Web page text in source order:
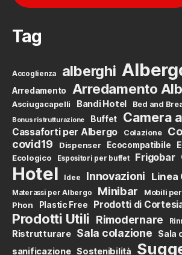
Tag
Accoglienza alberghi
Arredamento
Arredamento
Asciugacapelli Bandi Hotel Bed and
Bonus ristrutturazione Buffet Camera
Cassaforti per Albergo Colazione
covid19
Dispenser Ecocompatibile
Ecologico
Espositori per buffet Frigobar
Hotel Idee Innovazioni Linea
Materassi per Albergo Minibar Mobili
Phon Plastic Free Prodotti di
Prodotti Utili Rimodernare
Ristrutturare Sala colazione Sala
sanificazione Sostenibilità